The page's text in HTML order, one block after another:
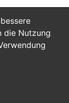
die Nutzung